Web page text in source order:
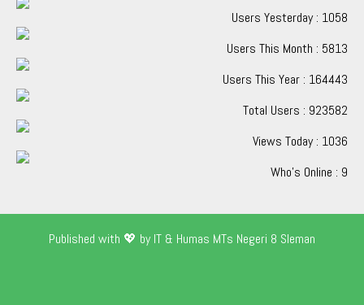
Users Yesterday : 1058
Users This Month : 5813
Users This Year : 164443
Total Users : 923582
Views Today : 1036
Who's Online : 9
Published with 💖 by IT & Humas MTs Negeri 8 Sleman